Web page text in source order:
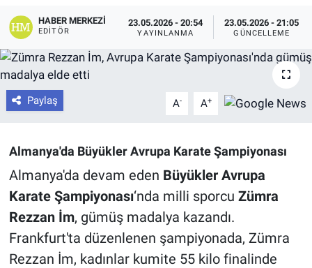
HABER MERKEZI
EDITÖR
23.05.2026 - 20:54
YAYINLANMA
23.05.2026 - 21:05
GÜNCELLEME
Paylaş A- A+
Almanya'da Büyükler Avrupa Karate Şampiyonası
Almanya'da devam eden Büyükler Avrupa
Karate Şampiyonası‘nda milli sporcu Zümra
Rezzan İm, gümüş madalya kazandı.
Frankfurt'ta düzenlenen şampiyonada, Zümra
Rezzan İm, kadınlar kumite 55 kilo finalinde